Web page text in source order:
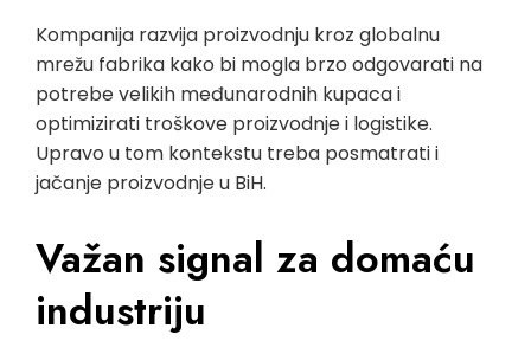
Kompanija razvija proizvodnju kroz globalnu
mrežu fabrika kako bi mogla brzo odgovarati na
potrebe velikih međunarodnih kupaca i
optimizirati troškove proizvodnje i logistike.
Upravo u tom kontekstu treba posmatrati i
jačanje proizvodnje u BiH.
Važan signal za domaću
industriju